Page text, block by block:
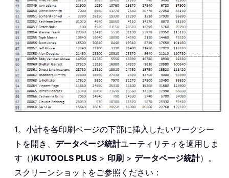
1。小計を各印刷ページの下部に挿入したいワークシー
トを開き、 データページ統計ユーティリティを適用しま
す（)KUTOOLS PLUS > 印刷 > データページ統計）。
スクリーンショットをご参照ください：